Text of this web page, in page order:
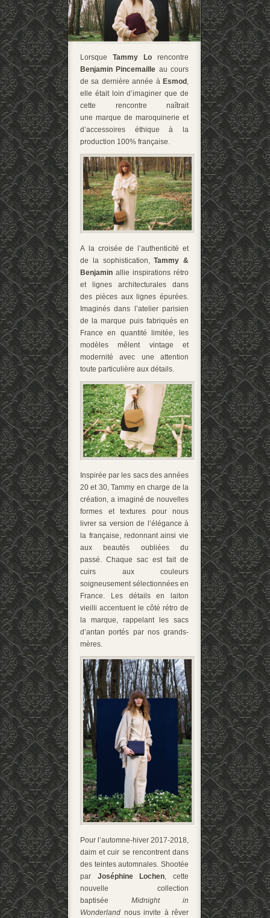
Lorsque Tammy Lo rencontre
Benjamin Pincemaille au cours
de sa dernière année àEsmod ,
elle était loin d’imaginer que de
cette rencontre naîtrait
une marque de maroquinerie et
d’accessoires éthique à la
production 100% française.
A la croisée de l’authenticité et
de la sophistication,Tammy &
Benjamin allie inspirations rétro
et lignes architecturales dans
des pièces aux lignes épurées.
Imaginés dans l’atelier parisien
de la marque puis fabriqués en
France en quantité limitée, les
modèles mêlent vintage et
modernité avec une attention
toute particulière aux détails.
Inspirée par les sacs des années
20 et 30, Tammy en charge de la
création, a imaginé de nouvelles
formes et textures pour nous
livrer sa version de l’élégance à
la française, redonnant ainsi vie
aux beautés oubliées du
passé. Chaque sac est fait de
cuirs aux couleurs
soigneusement sélectionnées en
France. Les détails en laiton
vieilli accentuent le côté rétro de
la marque, rappelant les sacs
d’antan portés par nos grands-
mères.
Pour l’automne-hiver 2017-2018,
daim et cuir se rencontrent dans
des teintes automnales. Shootée
par Joséphine Lochen, cette
nouvelle collection
baptisée Midnight in
Wonderland nous invite à rêver